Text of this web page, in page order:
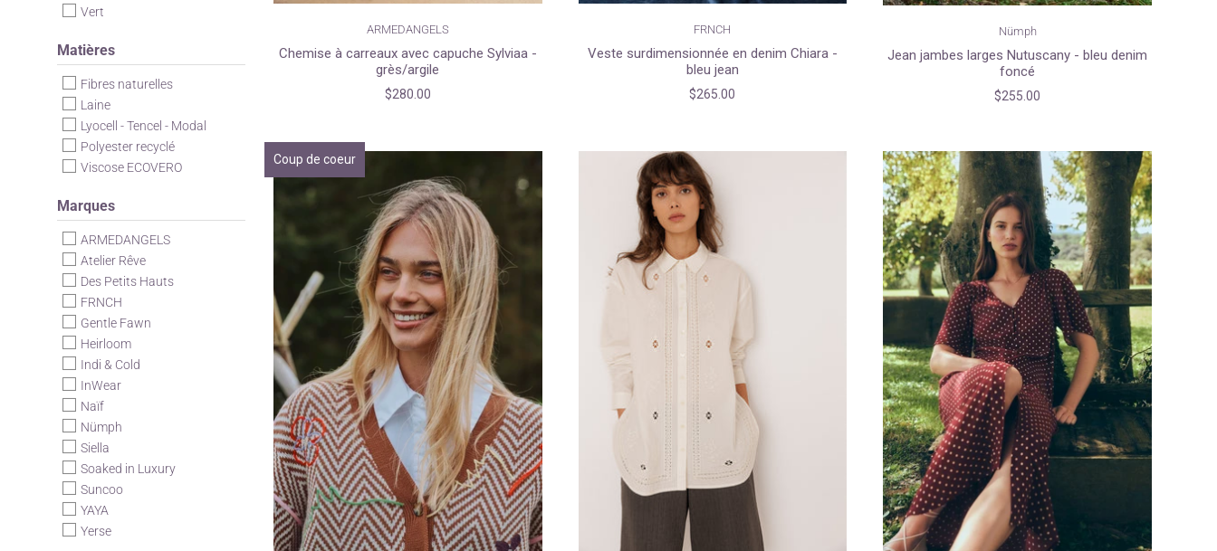
Vert
Matières
Fibres naturelles
Laine
Lyocell - Tencel - Modal
Polyester recyclé
Viscose ECOVERO
Marques
ARMEDANGELS
Atelier Rêve
Des Petits Hauts
FRNCH
Gentle Fawn
Heirloom
Indi & Cold
InWear
Naïf
Nümph
Siella
Soaked in Luxury
Suncoo
YAYA
Yerse
ARMEDANGELS
Chemise à carreaux avec capuche Sylviaa -
grès/argile
$280.00
FRNCH
Veste surdimensionnée en denim Chiara -
bleu jean
$265.00
Nümph
Jean jambes larges Nutuscany - bleu denim
foncé
$255.00
Coup de coeur